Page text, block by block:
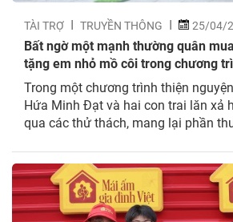
TÀI TRỢ TRUYỀN THÔNG 25/04/
Bất ngờ một mạnh thường quân
tặng em nhỏ mồ côi trong chương
đình Việt”
Trong một chương trình thiện
Hứa Minh Đạt và hai con trai lăn xả
qua các thử thách, mang lại phần
ấm gia đình Việt do MC Thanh Thảo